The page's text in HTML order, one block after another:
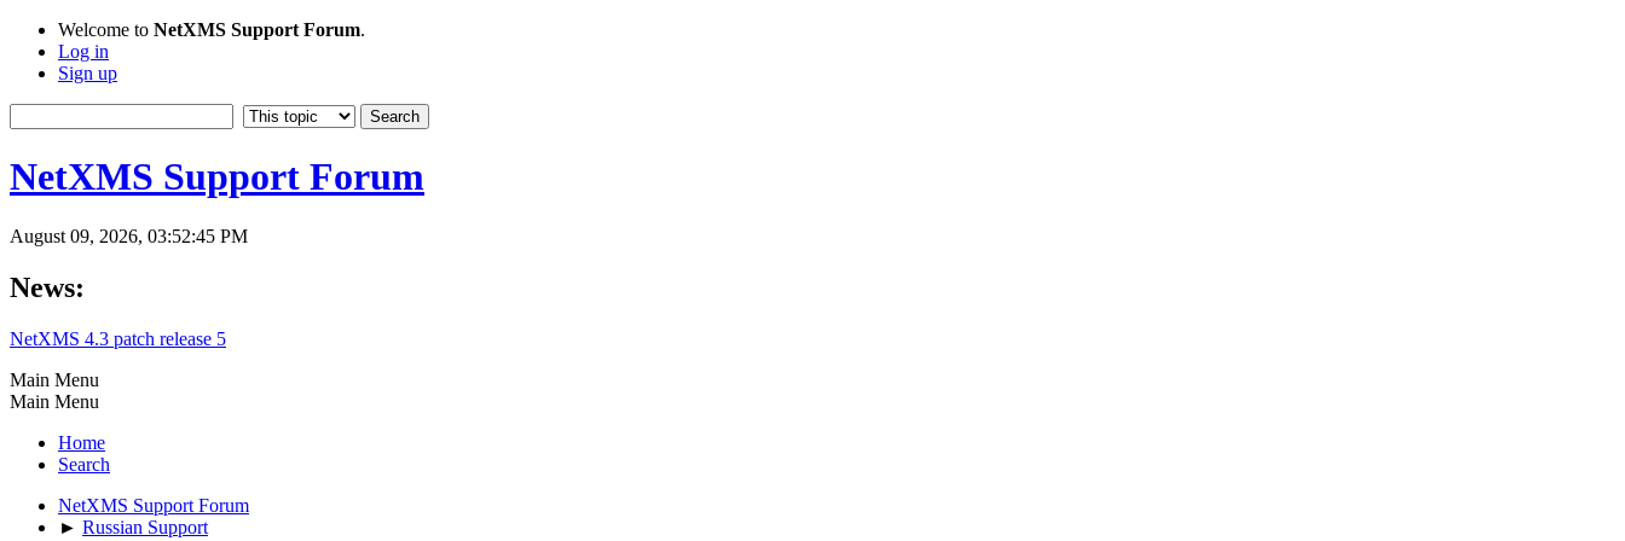
Welcome to NetXMS Support Forum.
Log in
Sign up
NetXMS Support Forum
August 09, 2026, 03:52:45 PM
News:
NetXMS 4.3 patch release 5
Main Menu
Main Menu
Home
Search
NetXMS Support Forum
► Russian Support